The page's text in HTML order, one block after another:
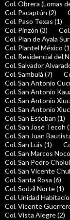
Col. Obrera (Lomas
Col. Pacaptún (2)
Col. Paso Texas (1)
Col. Pinzón (3)
Col. Plan de Ayala
Col. Plantel México
Col. Residencial del
Col. Salvador
Col. Sambulá (7)
Col. San Antonio
Col. San Antonio
Col. San Antonio
Col. San Antonio
Col. San Esteban (1)
Col. San José Tecoh
Col. San Juan
Col. San Luis (1)
Col. San Marcos
Col. San Pedro
Col. San Vicente
Col. Santa Rosa (6)
Col. Sodzil Norte (1)
Col. Unidad
Col. Vicente
Col. Vista Alegre (2)